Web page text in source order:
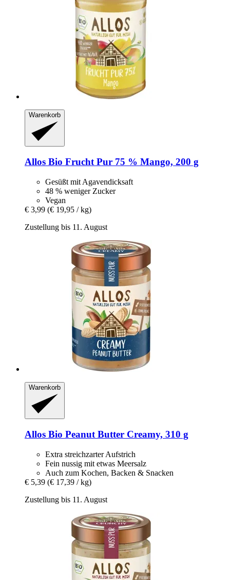
Warenkorb
Allos Bio Frucht Pur 75 % Mango, 200 g
Gesüßt mit Agavendicksaft
48 % weniger Zucker
Vegan
€ 3,99 (€ 19,95 / kg)
Zustellung bis 11. August
Warenkorb
Allos Bio Peanut Butter Creamy, 310 g
Extra streichzarter Aufstrich
Fein nussig mit etwas Meersalz
Auch zum Kochen, Backen & Snacken
€ 5,39 (€ 17,39 / kg)
Zustellung bis 11. August